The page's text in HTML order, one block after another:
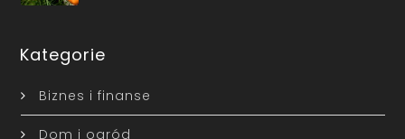
Kategorie
Biznes i finanse
Dom i ogród